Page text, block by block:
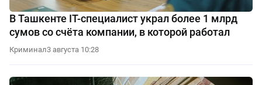
В Ташкенте IT-специалист украл более 1 млрд
сумов со счёта компании, в которой работал
Криминал3 августа 10:28